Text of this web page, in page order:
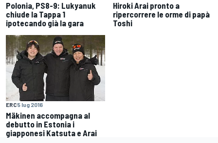
Polonia, PS8-9: Lukyanuk
chiude la Tappa 1
ipotecando già la gara
Hiroki Arai pronto a
ripercorrere le orme di papà
Toshi
ERC5 lug 2016
Mäkinen accompagna al
debutto in Estonia i
giapponesi Katsuta e Arai